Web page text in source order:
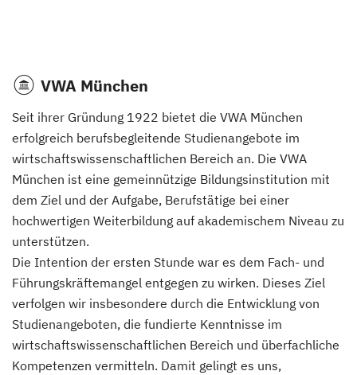
VWA München
Seit ihrer Gründung 1922 bietet die VWA München
erfolgreich berufsbegleitende Studienangebote im
wirtschaftswissenschaftlichen Bereich an. Die VWA
München ist eine gemeinnützige Bildungsinstitution mit
dem Ziel und der Aufgabe, Berufstätige bei einer
hochwertigen Weiterbildung auf akademischem Niveau zu
unterstützen.
Die Intention der ersten Stunde war es dem Fach- und
Führungskräftemangel entgegen zu wirken. Dieses Ziel
verfolgen wir insbesondere durch die Entwicklung von
Studienangeboten, die fundierte Kenntnisse im
wirtschaftswissenschaftlichen Bereich und überfachliche
Kompetenzen vermitteln. Damit gelingt es uns,